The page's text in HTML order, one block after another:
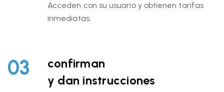
Acceden con su usuario y obtienen tarifas
inmediatas.
03
confirman
y dan instrucciones